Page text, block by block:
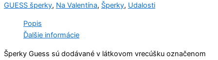
GUESS šperky, Na Valentína, Šperky, Udalosti
Popis
Ďalšie informácie
Šperky Guess sú dodávané v látkovom vrecúšku označenom